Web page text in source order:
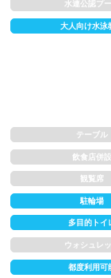
水連公認プ
大人向け水泳
テーブル
飲食店併設
観覧席
駐輪場
多目的トイ
ウォシュレ
都度利用可
駅近
1m未満
1.5~2m
3レーン以下